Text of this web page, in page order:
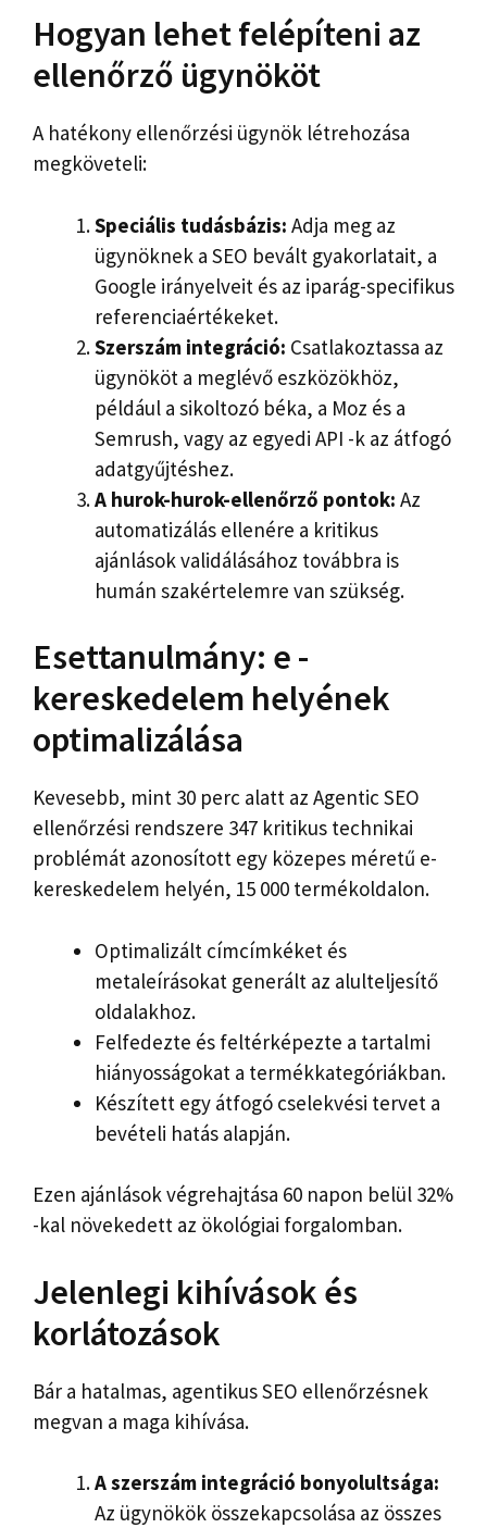
Hogyan lehet felépíteni az
ellenőrző ügynököt
A hatékony ellenőrzési ügynök létrehozása
megköveteli:
Speciális tudásbázis: Adja meg az
ügynöknek a SEO bevált gyakorlatait, a
Google irányelveit és az iparág-specifikus
referenciaértékeket.
Szerszám integráció: Csatlakoztassa az
ügynököt a meglévő eszközökhöz,
például a sikoltozó béka, a Moz és a
Semrush, vagy az egyedi API -k az átfogó
adatgyűjtéshez.
A hurok-hurok-ellenőrző pontok: Az
automatizálás ellenére a kritikus
ajánlások validálásához továbbra is
humán szakértelemre van szükség.
Esettanulmány: e -
kereskedelem helyének
optimalizálása
Kevesebb, mint 30 perc alatt az Agentic SEO
ellenőrzési rendszere 347 kritikus technikai
problémát azonosított egy közepes méretű e-
kereskedelem helyén, 15 000 termékoldalon.
Optimalizált címcímkéket és
metaleírásokat generált az alulteljesítő
oldalakhoz.
Felfedezte és feltérképezte a tartalmi
hiányosságokat a termékkategóriákban.
Készített egy átfogó cselekvési tervet a
bevételi hatás alapján.
Ezen ajánlások végrehajtása 60 napon belül 32%
-kal növekedett az ökológiai forgalomban.
Jelenlegi kihívások és
korlátozások
Bár a hatalmas, agentikus SEO ellenőrzésnek
megvan a maga kihívása.
A szerszám integráció bonyolultsága:
Az ügynökök összekapcsolása az összes